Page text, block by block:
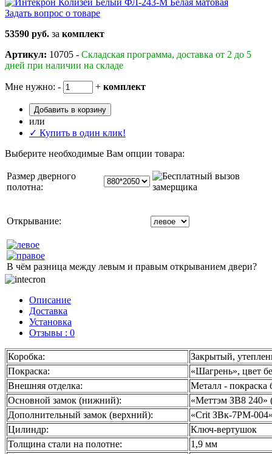
Задать вопрос о товаре
53590 руб. за комплект
Артикул: 10705 - Складская программа, доставка от 2 до 5
дней при наличии на складе
Мне нужно: - + комплект
Добавить в корзину
или
✓ Купить в один клик!
Выберите необходимые Вам опции товара:
Размер дверного
полотна:
Открывание:
В чём разница между левым и правым открыванием двери?
Описание
Доставка
Установка
Отзывы : 0
Коробка:
Закрытый,
Покраска:
«Шагрень», цвет
Внешняя отделка:
Металл - покраска
Основной замок (нижний):
«Меттэм ЗВ8 240»
Дополнительный замок (верхний):
«Crit ЗВк-7РМ-
Цилиндр:
Ключ-вертушок
Толщина стали на полотне:
1,9 мм